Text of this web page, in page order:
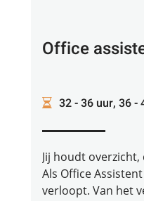
Office
32 - 36 uur, 36 -
Jij houdt
Als Office
verloopt. Van het